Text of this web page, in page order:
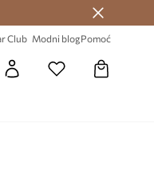
Club Modni blogPomoć